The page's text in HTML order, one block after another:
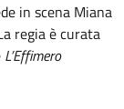
in scena Miana
regia è curata
L’Effimero